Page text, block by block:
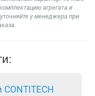
агрегата и
у менеджера при